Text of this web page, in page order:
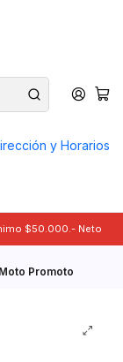
y Horarios
$50.000.- Neto
Promoto